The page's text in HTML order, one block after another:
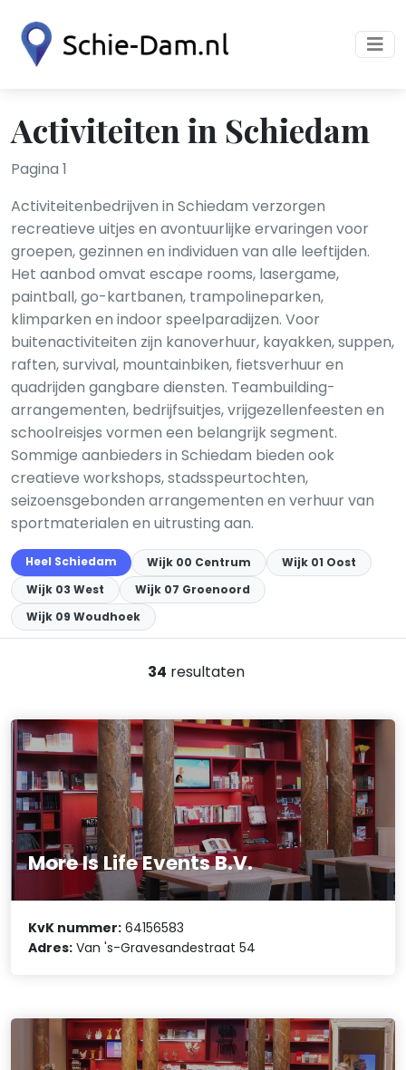
Activiteiten in Schiedam
Pagina 1
Activiteitenbedrijven in Schiedam verzorgen
recreatieve uitjes en avontuurlijke ervaringen voor
groepen, gezinnen en individuen van alle leeftijden.
Het aanbod omvat escape rooms, lasergame,
paintball, go-kartbanen, trampolineparken,
klimparken en indoor speelparadijzen. Voor
buitenactiviteiten zijn kanoverhuur, kayakken, suppen,
raften, survival, mountainbiken, fietsverhuur en
quadrijden gangbare diensten. Teambuilding-
arrangementen, bedrijfsuitjes, vrijgezellenfeesten en
schoolreisjes vormen een belangrijk segment.
Sommige aanbieders in Schiedam bieden ook
creatieve workshops, stadsspeurtochten,
seizoensgebonden arrangementen en verhuur van
sportmaterialen en uitrusting aan.
Heel Schiedam Wijk 00 Centrum
Wijk 01 Oost
Wijk 03 West
Wijk 07 Groenoord
Wijk 09 Woudhoek
34 resultaten
More Is Life Events B.V.
KvK nummer: 64156583
Adres: Van 's-Gravesandestraat 54